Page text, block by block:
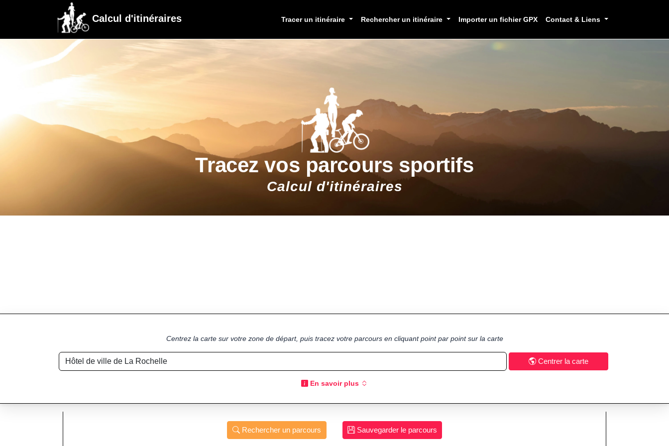
Calcul d'itinéraires Tracer un itinéraire Rechercher un itinéraire Importer un fichier GPX Contact & Liens
Tracez vos parcours sportifs
Calcul d'itinéraires
Centrez la carte sur votre zone de départ, puis tracez votre parcours en cliquant point par point sur la carte
Centrer la carte
En savoir plus
Rechercher un parcours Sauvegarder le parcours